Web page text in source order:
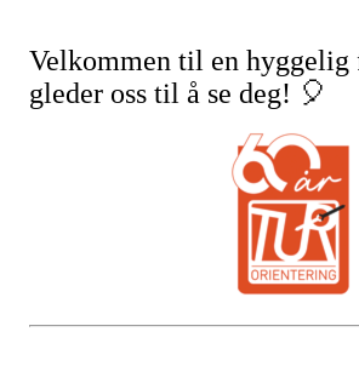
Velkommen til en
gleder oss til å se deg! 🎈